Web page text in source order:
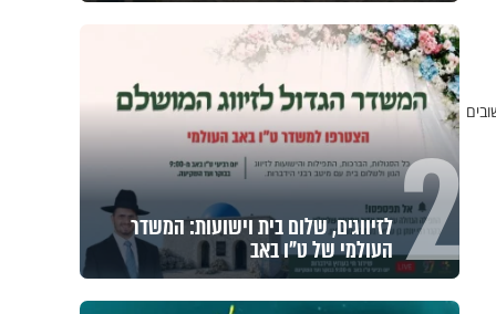
2 לזיווגים, שלום בית וישועות: המשדר
העולמי של ט"ו באב